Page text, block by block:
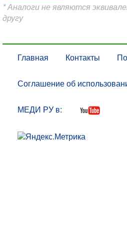
* Аналоги не являются
другу
Главная Контакты
Соглашение об
МЕДИ РУ в: